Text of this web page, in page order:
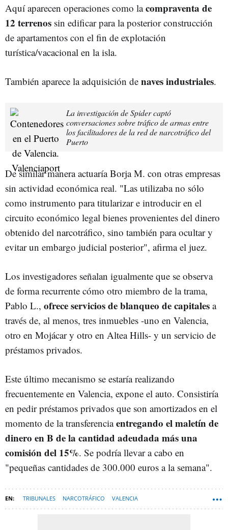
Aquí aparecen operaciones como lacompraventa de
12 terrenos sin edificar para la posterior construcción
de apartamentos con el fin de explotación
turística/vacacional en la isla.
También aparece la adquisición de naves industriales.
La investigación de Spider captó
conversaciones sobre tráfico de armas entre
los facilitadores de la red de narcotráfico del
Puerto
De similar manera actuaría Borja M. con otras empresas
sin actividad económica real. "Las utilizaba no sólo
como instrumento para titularizar e introducir en el
circuito económico legal bienes provenientes del dinero
obtenido del narcotráfico, sino también para ocultar y
evitar un embargo judicial posterior", afirma el juez.
Los investigadores señalan igualmente que se observa
de forma recurrente cómo otro miembro de la trama,
Pablo L., ofrece servicios de blanqueo de capitales a
través de, al menos, tres inmuebles -uno en Valencia,
otro en Mojácar y otro en Altea Hills- y un servicio de
préstamos privados.
Este último mecanismo se estaría realizando
frecuentemente en Valencia, expone el auto. Consistiría
en pedir préstamos privados que son amortizados en el
momento de la transferenciaentregando el maletín de
dinero en B de la cantidad adeudada más una
comisión del 15%. Se podría llevar a cabo en
"pequeñas cantidades de 300.000 euros a la semana".
TRIBUNALES NARCOTRÁFICO VALENCIA